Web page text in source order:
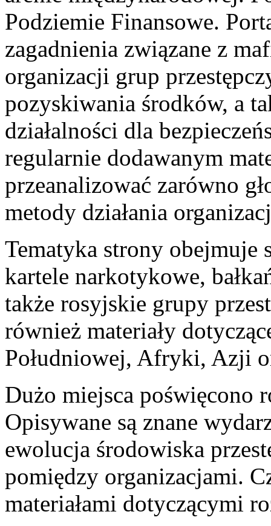
Podziemie Finansowe.
zagadnienia związane z
organizacji grup
pozyskiwania środków, a
działalności dla
regularnie dodawanym
przeanalizować zarówno
metody działania
Tematyka strony obejmuje
kartele narkotykowe,
także rosyjskie grupy
również materiały
Południowej, Afryki, Azji
Dużo miejsca poświęcono
Opisywane są znane
ewolucja środowiska
pomiędzy organizacjami.
materiałami dotyczącymi